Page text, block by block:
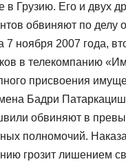
в Грузию. Его и двух
обвиняют по делу
7 ноября 2007 года,
в телекомпанию
присвоения
Бадри
обвиняют в
полномочий.
грозит лишением